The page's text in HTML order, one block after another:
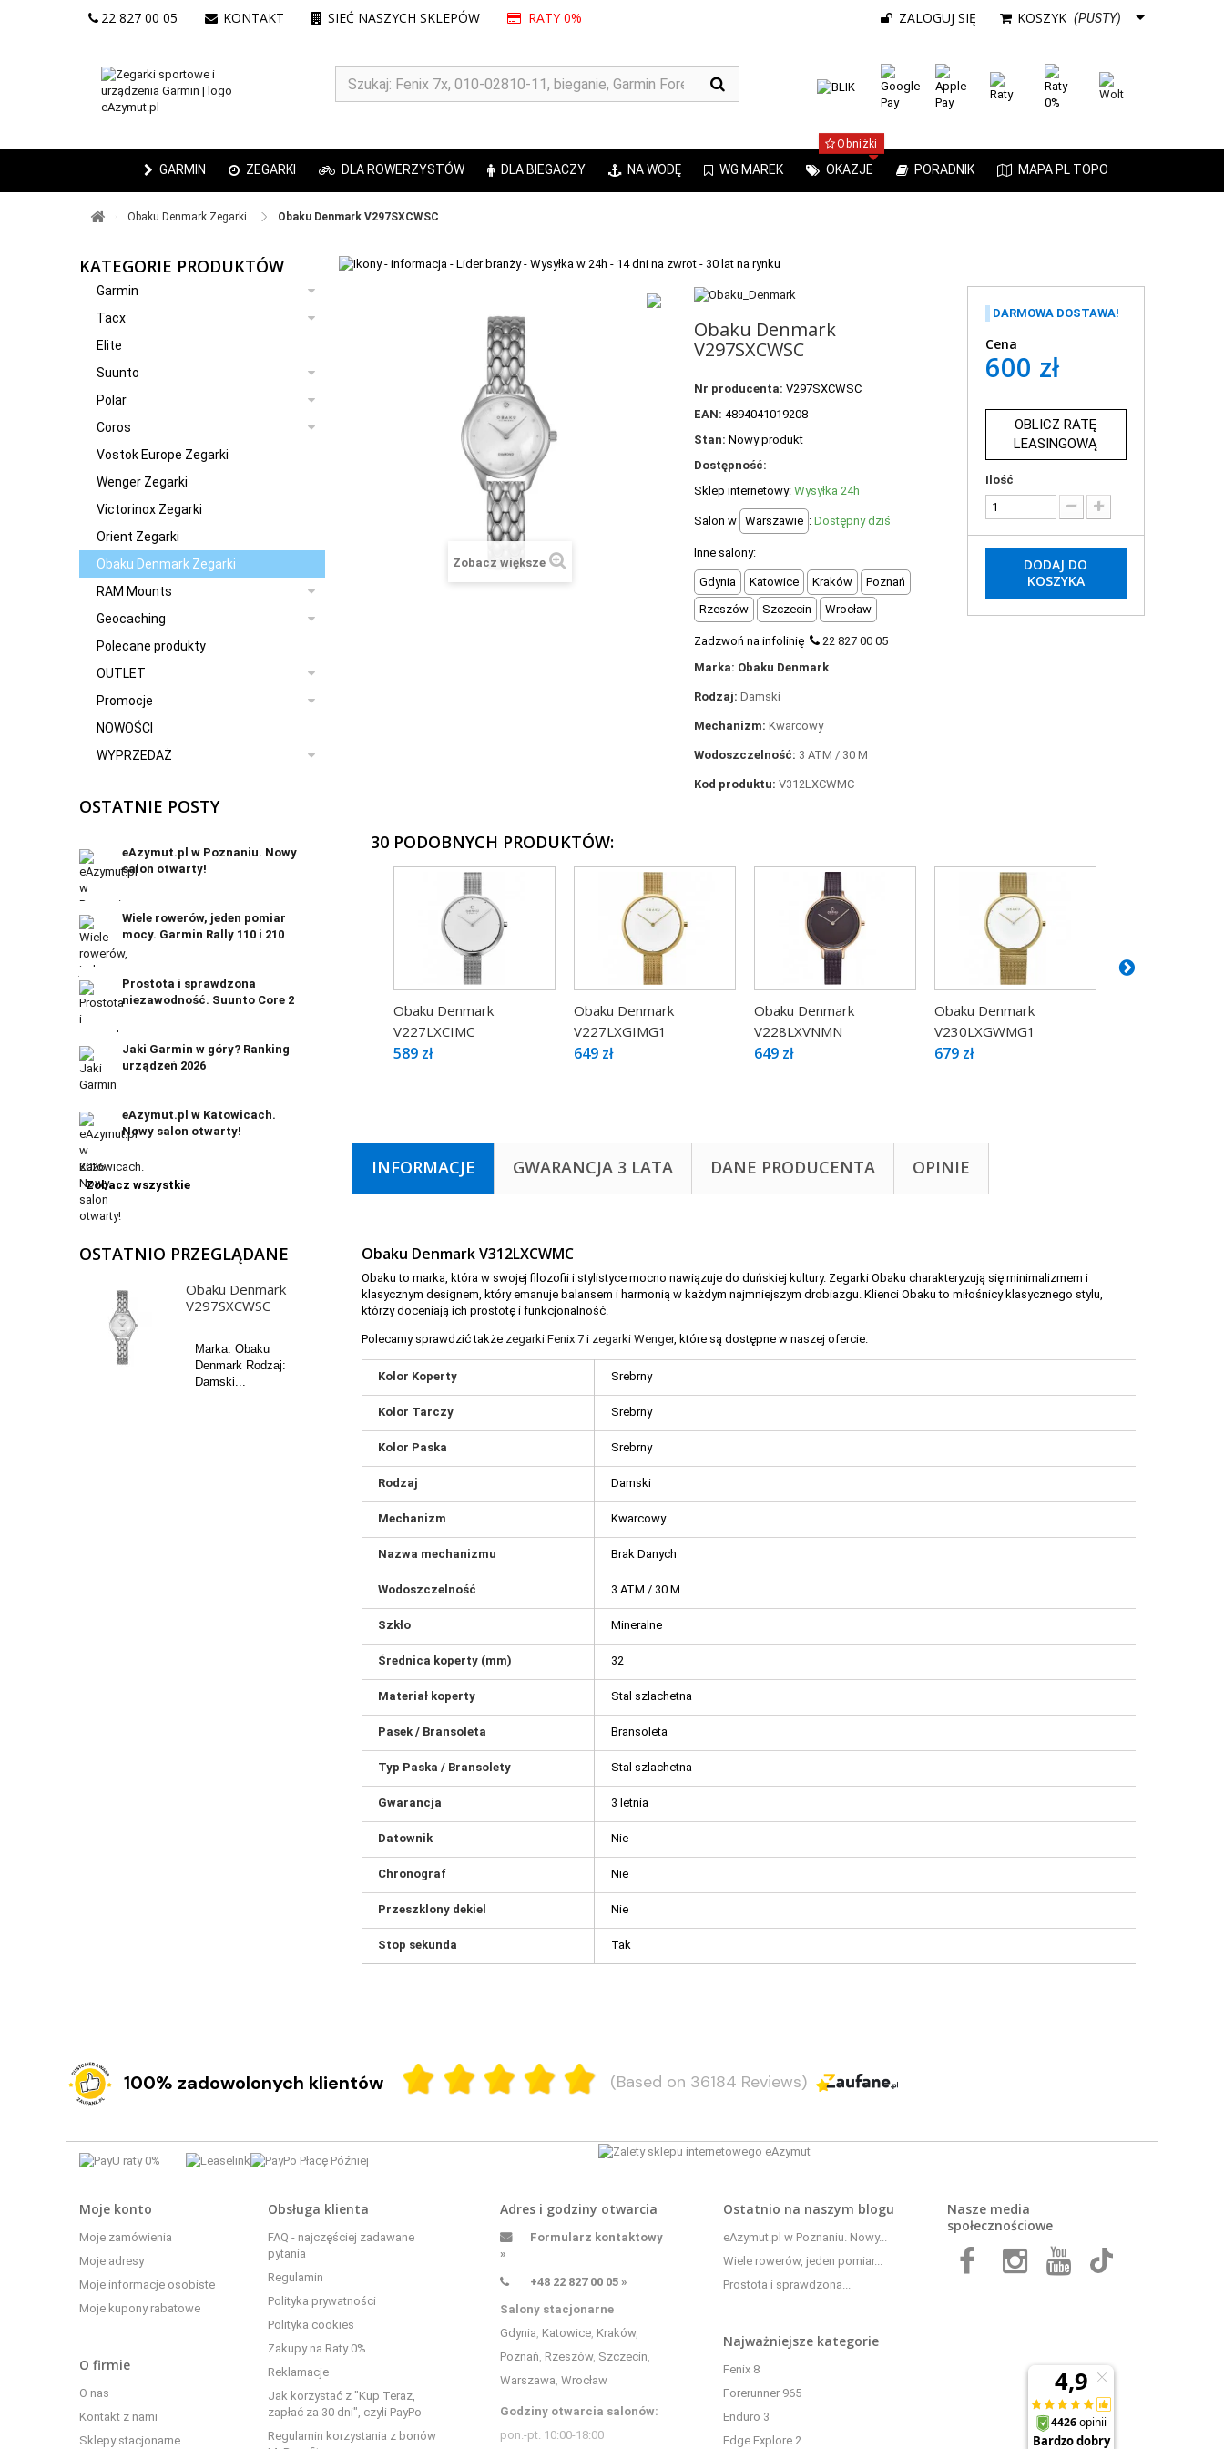
KOSZYK (PUSTY)
ZALOGUJ SIĘ
22 827 00 05 KONTAKT SIEĆ NASZYCH SKLEPÓW RATY 0%
GARMIN ZEGARKI DLA ROWERZYSTÓW DLA BIEGACZY NA WODĘ WG MAREK OKAZJE
Obniżki
PORADNIK MAPA PL TOPO
Obaku Denmark Zegarki ​ Obaku Denmark V297SXCWSC
KATEGORIE PRODUKTÓW
Garmin
Tacx
Elite
Suunto
Polar
Coros
Vostok Europe Zegarki
Wenger Zegarki
Victorinox Zegarki
Orient Zegarki
Obaku Denmark Zegarki
RAM Mounts
Geocaching
Polecane produkty
OUTLET
Promocje
NOWOŚCI
WYPRZEDAŻ
OSTATNIE POSTY
eAzymut.pl w Poznaniu. Nowy
salon otwarty!
Wiele rowerów, jeden pomiar
mocy. Garmin Rally 110 i 210
Prostota i sprawdzona
niezawodność. Suunto Core 2
Jaki Garmin w góry? Ranking
urządzeń 2026
eAzymut.pl w Katowicach.
Nowy salon otwarty!
Zobacz wszystkie
OSTATNIO PRZEGLĄDANE
Obaku Denmark
V297SXCWSC
Marka: Obaku
Denmark Rodzaj:
Damski...
Zobacz większe
Obaku Denmark
V297SXCWSC
Nr producenta: V297SXCWSC
EAN: 4894041019208
Stan: Nowy produkt
Dostępność:
Sklep internetowy: Wysyłka 24h
Salon w Warszawie : Dostępny dziś
Inne salony:
Gdynia Katowice Kraków
Poznań
Rzeszów
Szczecin Wrocław
Zadzwoń na infolinię
22 827 00 05
Marka: Obaku Denmark
Rodzaj: Damski
Mechanizm: Kwarcowy
Wodoszczelność: 3 ATM / 30 M
Kod produktu: V312LXCWMC
DARMOWA DOSTAWA!
Cena
600 zł
OBLICZ RATĘ
LEASINGOWĄ
Ilość
DODAJ DO
KOSZYKA
30 PODOBNYCH PRODUKTÓW:
Obaku Denmark
V227LXCIMC
589 zł
Obaku Denmark
V227LXGIMG1
649 zł
Obaku Denmark
V228LXVNMN
649 zł
Obaku Denmark
V230LXGWMG1
679 zł
INFORMACJE GWARANCJA 3 LATA DANE PRODUCENTA OPINIE
Obaku Denmark V312LXCWMC
Obaku to marka, która w swojej filozofii i stylistyce mocno nawiązuje do duńskiej kultury. Zegarki Obaku charakteryzują się minimalizmem i
klasycznym designem, który emanuje balansem i harmonią w każdym najmniejszym drobiazgu. Klienci Obaku to miłośnicy klasycznego stylu,
którzy doceniają ich prostotę i funkcjonalność.
Polecamy sprawdzić także zegarki Fenix 7 i zegarki Wenger, które są dostępne w naszej ofercie.
Kolor Koperty Srebrny
Kolor Tarczy Srebrny
Kolor Paska Srebrny
Rodzaj Damski
Mechanizm Kwarcowy
Nazwa mechanizmu Brak Danych
Wodoszczelność 3 ATM / 30 M
Szkło Mineralne
Średnica koperty (mm) 32
Materiał koperty Stal szlachetna
Pasek / Bransoleta Bransoleta
Typ Paska / Bransolety Stal szlachetna
Gwarancja 3 letnia
Datownik Nie
Chronograf Nie
Przeszklony dekiel Nie
Stop sekunda Tak
100% zadowolonych klientów (Based on 36184 Reviews)
Moje konto
Moje zamówienia
Moje adresy
Moje informacje osobiste
Moje kupony rabatowe
O firmie
O nas
Kontakt z nami
Sklepy stacjonarne
Obsługa klienta
FAQ - najczęściej zadawane
pytania
Regulamin
Polityka prywatności
Polityka cookies
Zakupy na Raty 0%
Reklamacje
Jak korzystać z "Kup Teraz,
zapłać za 30 dni", czyli PayPo
Regulamin korzystania z bonów
Adres i godziny otwarcia
Formularz kontaktowy
»
+48 22 827 00 05 »
Salony stacjonarne
Gdynia Katowice Kraków,
Poznań Rzeszów, Szczecin
Warszawa Wrocław
Godziny otwarcia salonów:
pon.-pt. 10:00-18:00
Ostatnio na naszym blogu
eAzymut.pl w Poznaniu. Nowy...
Wiele rowerów, jeden pomiar...
Prostota i sprawdzona...
Najważniejsze kategorie
Fenix 8
Forerunner 965
Enduro 3
Edge Explore 2
Nasze media
społecznościowe